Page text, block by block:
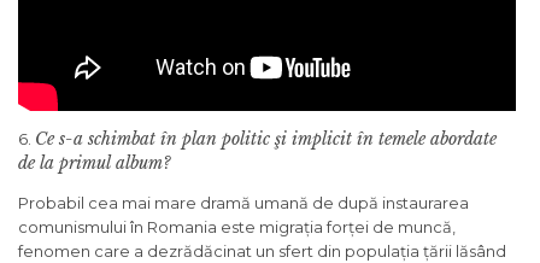
6. Ce s-a schimbat în plan politic şi implicit în temele abordate
de la primul album?
Probabil cea mai mare dramă umană de după instaurarea
comunismului în Romania este migrația forței de muncă,
fenomen care a dezrădăcinat un sfert din populația țării lăsând